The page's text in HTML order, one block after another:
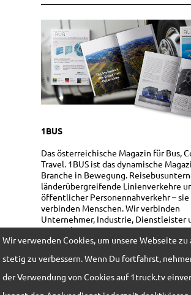
Wir verwenden Cookies, um unsere Webseite zu
stetig zu verbessern. Wenn Du fortfahrst,
der Verwendung von Cookies auf 1truck.tv
1BUS
Das österreichische Magazin für Bus,
Travel. 1BUS ist das dynamische
Branche in Bewegung.
länderübergreifende Linienverkehre
öffentlicher Personennahverkehr – sie
verbinden Menschen. Wir verbinden
Unternehmer, Industrie, Dienstleister
Touristik!
Bestellung / Abo